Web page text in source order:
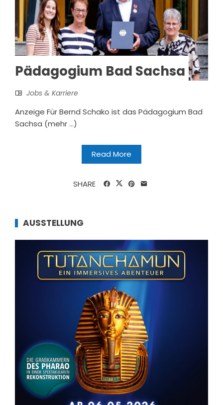
Pädagogium Bad Sachsa
Jobs & Karriere
Anzeige Für Bernd Schako ist das Pädagogium Bad
Sachsa (mehr …)
Read More
SHARE
AUSSTELLUNG